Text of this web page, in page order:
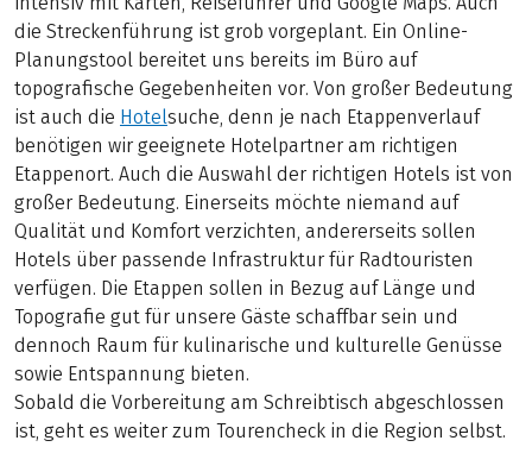
die Streckenführung ist grob vorgeplant. Ein Online-
Planungstool bereitet uns bereits im Büro auf
topografische Gegebenheiten vor. Von großer Bedeutung
ist auch die Hotelsuche, denn je nach Etappenverlauf
benötigen wir geeignete Hotelpartner am richtigen
Etappenort. Auch die Auswahl der richtigen Hotels ist von
großer Bedeutung. Einerseits möchte niemand auf
Qualität und Komfort verzichten, andererseits sollen
Hotels über passende Infrastruktur für Radtouristen
verfügen. Die Etappen sollen in Bezug auf Länge und
Topografie gut für unsere Gäste schaffbar sein und
dennoch Raum für kulinarische und kulturelle Genüsse
sowie Entspannung bieten.
Sobald die Vorbereitung am Schreibtisch abgeschlossen
ist, geht es weiter zum Tourencheck in die Region selbst.